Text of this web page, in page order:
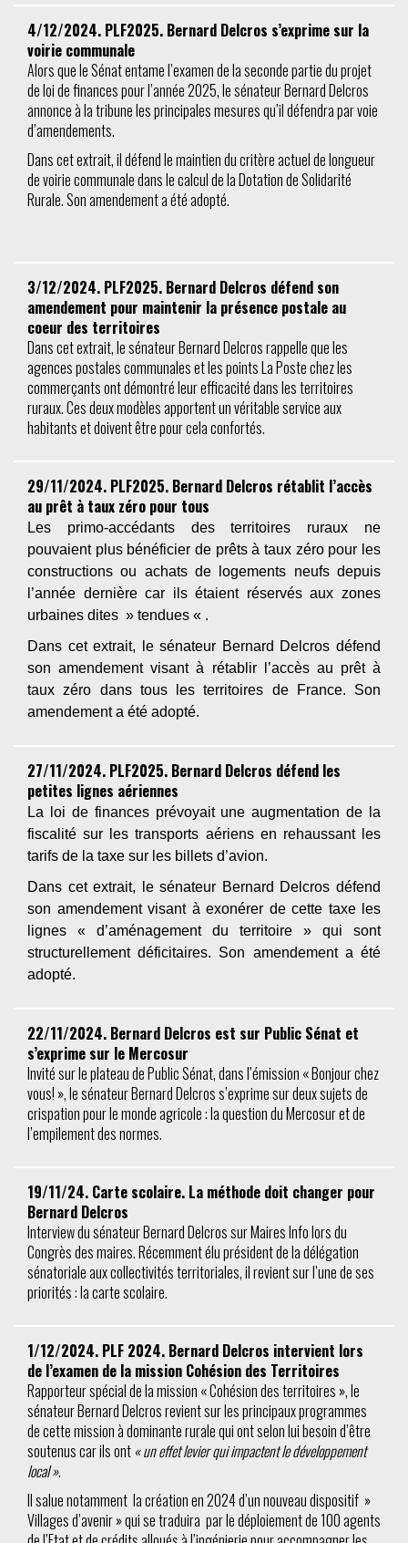
4/12/2024. PLF2025. Bernard Delcros s’exprime sur la
voirie communale
Alors que le Sénat entame l’examen de la seconde partie du projet
de loi de finances pour l’année 2025, le sénateur Bernard Delcros
annonce à la tribune les principales mesures qu’il défendra par voie
d’amendements.
Dans cet extrait, il défend le maintien du critère actuel de longueur
de voirie communale dans le calcul de la Dotation de Solidarité
Rurale. Son amendement a été adopté.
3/12/2024. PLF2025. Bernard Delcros défend son
amendement pour maintenir la présence postale au
coeur des territoires
Dans cet extrait, le sénateur Bernard Delcros rappelle que les
agences postales communales et les points La Poste chez les
commerçants ont démontré leur efficacité dans les territoires
ruraux. Ces deux modèles apportent un véritable service aux
habitants et doivent être pour cela confortés.
29/11/2024. PLF2025. Bernard Delcros rétablit l’accès
au prêt à taux zéro pour tous
Les primo-accédants des territoires ruraux ne
pouvaient plus bénéficier de prêts à taux zéro pour les
constructions ou achats de logements neufs depuis
l’année dernière car ils étaient réservés aux zones
urbaines dites » tendues « .
Dans cet extrait, le sénateur Bernard Delcros défend
son amendement visant à rétablir l’accès au prêt à
taux zéro dans tous les territoires de France. Son
amendement a été adopté.
27/11/2024. PLF2025. Bernard Delcros défend les
petites lignes aériennes
La loi de finances prévoyait une augmentation de la
fiscalité sur les transports aériens en rehaussant les
tarifs de la taxe sur les billets d’avion.
Dans cet extrait, le sénateur Bernard Delcros défend
son amendement visant à exonérer de cette taxe les
lignes « d’aménagement du territoire » qui sont
structurellement déficitaires. Son amendement a été
adopté.
22/11/2024. Bernard Delcros est sur Public Sénat et
s’exprime sur le Mercosur
Invité sur le plateau de Public Sénat, dans l’émission « Bonjour chez
vous! », le sénateur Bernard Delcros s’exprime sur deux sujets de
crispation pour le monde agricole : la question du Mercosur et de
l’empilement des normes.
19/11/24. Carte scolaire. La méthode doit changer pour
Bernard Delcros
Interview du sénateur Bernard Delcros sur Maires Info lors du
Congrès des maires. Récemment élu président de la délégation
sénatoriale aux collectivités territoriales, il revient sur l’une de ses
priorités : la carte scolaire.
1/12/2024. PLF 2024. Bernard Delcros intervient lors
de l’examen de la mission Cohésion des Territoires
Rapporteur spécial de la mission « Cohésion des territoires », le
sénateur Bernard Delcros revient sur les principaux programmes
de cette mission à dominante rurale qui ont selon lui besoin d’être
soutenus car ils ont « un effet levier qui impactent le développement
local ».
Il salue notamment la création en 2024 d’un nouveau dispositif »
Villages d’avenir » qui se traduira par le déploiement de 100 agents